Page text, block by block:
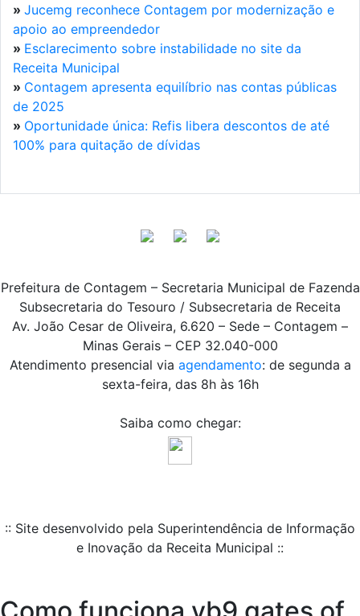
» Jucemg reconhece Contagem por modernização e
apoio ao empreendedor
» Esclarecimento sobre instabilidade no site da
Receita Municipal
» Contagem apresenta equilíbrio nas contas públicas
de 2025
» Oportunidade única: Refis libera descontos de até
100% para quitação de dívidas
Prefeitura de Contagem – Secretaria Municipal de Fazenda
Subsecretaria do Tesouro / Subsecretaria de Receita
Av. João Cesar de Oliveira, 6.620 – Sede – Contagem –
Minas Gerais – CEP 32.040-000
Atendimento presencial via agendamento: de segunda a
sexta-feira, das 8h às 16h
Saiba como chegar:
:: Site desenvolvido pela Superintendência de Informação
e Inovação da Receita Municipal ::